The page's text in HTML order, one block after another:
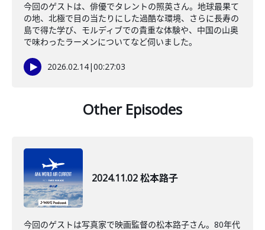
今回のゲストは、俳優でタレントの照英さん。地球最果て
の地、北極で目の当たりにした過酷な環境、さらに長寿の
島で得た学び、モルディブでの貴重な体験や、中国の山奥
で味わったラーメンについてなど伺いました。
2026.02.14|00:27:03
Other Episodes
2024.11.02 松本路子
今回のゲストは写真家で映画監督の松本路子さん。80年代